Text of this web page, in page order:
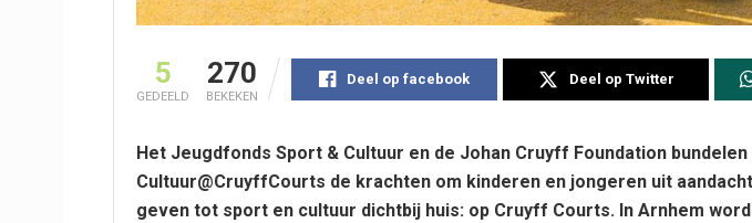
5
GEDEELD
270
BEKEKEN
Deel op facebook Deel op Twitter
Het Jeugdfonds Sport & Cultuur en de Johan Cruyff Foundation
Cultuur@CruyffCourts de krachten om kinderen en jongeren uit
geven tot sport en cultuur dichtbij huis: op Cruyff Courts. In Arnhem